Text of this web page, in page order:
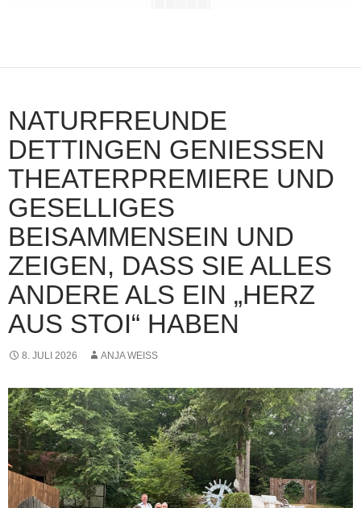
NATURFREUNDE
DETTINGEN GENIESSEN T
HEATERPREMIERE UND G
ESELLIGES B
EISAMMENSEIN UND Z
EIGEN, DASS SIE ALLES A
NDERE ALS EIN „HERZ A
US STOI“ HABEN
8. JULI 2026 ANJA WEISS